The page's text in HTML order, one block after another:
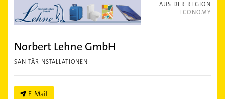
AUS DER REGION
ECONOMY
Norbert Lehne GmbH
SANITÄRINSTALLATIONEN
E-Mail